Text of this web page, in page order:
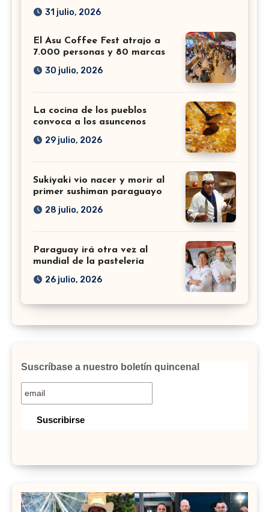
31 julio, 2026
El Asu Coffee Fest atrajo a
7.000 personas y 80 marcas
30 julio, 2026
La cocina de los pueblos
convoca a los asuncenos
29 julio, 2026
Sukiyaki vio nacer y morir al
primer sushiman paraguayo
28 julio, 2026
Paraguay irá otra vez al
mundial de la pastelería
26 julio, 2026
Suscríbase a nuestro boletín quincenal